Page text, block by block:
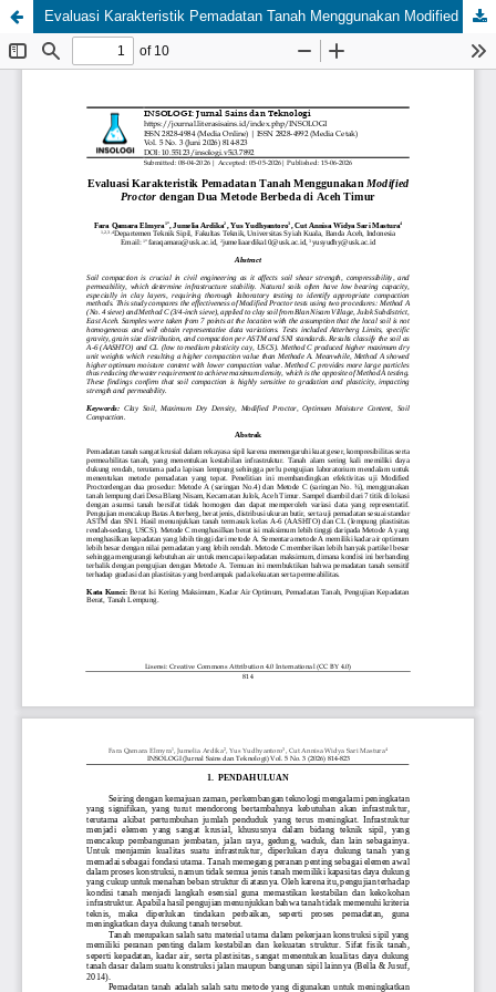
Evaluasi Karakteristik Pemadatan Tanah Menggunakan Modified Proctor dengan Dua Metode Berbeda di Aceh Timur